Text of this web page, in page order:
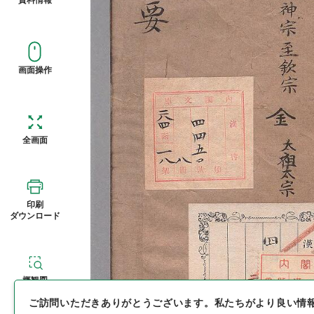
画面操作
全画面
印刷
ダウンロード
概観図
ご訪問いただきありがとうございます。 私たちがより良い情